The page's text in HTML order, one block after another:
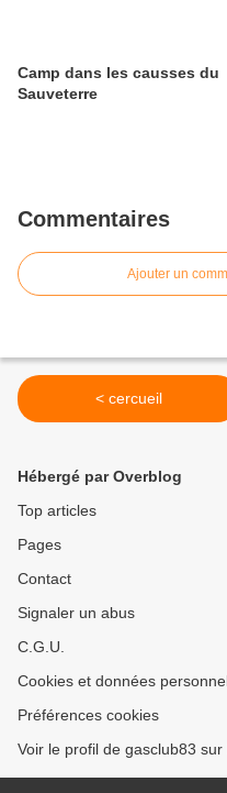
Camp dans les causses du
Sauveterre
Commentaires
Ajouter un
< cercueil
Hébergé par Overblog
Top articles
Pages
Contact
Signaler un abus
C.G.U.
Cookies et données
Préférences cookies
Voir le profil de gasclub83